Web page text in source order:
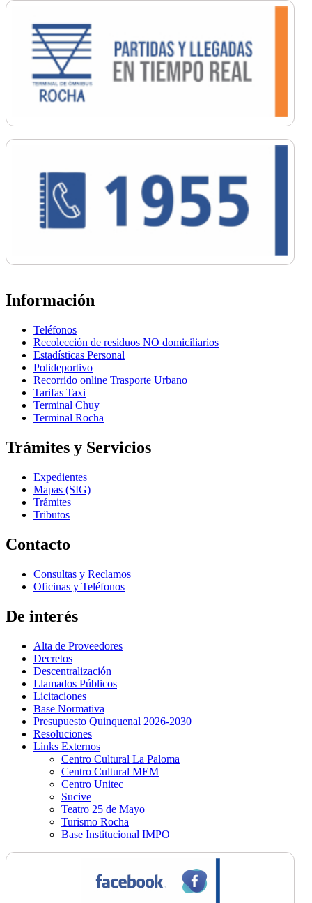
Información
Teléfonos
Recolección de residuos NO domiciliarios
Estadísticas Personal
Polideportivo
Recorrido online Trasporte Urbano
Tarifas Taxi
Terminal Chuy
Terminal Rocha
Trámites y Servicios
Expedientes
Mapas (SIG)
Trámites
Tributos
Contacto
Consultas y Reclamos
Oficinas y Teléfonos
De interés
Alta de Proveedores
Decretos
Descentralización
Llamados Públicos
Licitaciones
Base Normativa
Presupuesto Quinquenal 2026-2030
Resoluciones
Links Externos
Centro Cultural La Paloma
Centro Cultural MEM
Centro Unitec
Sucive
Teatro 25 de Mayo
Turismo Rocha
Base Institucional IMPO